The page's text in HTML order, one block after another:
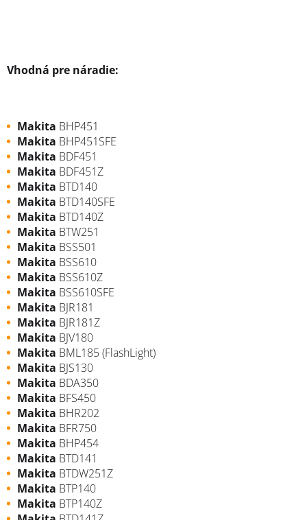
Vhodná pre náradie:
Makita BHP451
Makita BHP451SFE
Makita BDF451
Makita BDF451Z
Makita BTD140
Makita BTD140SFE
Makita BTD140Z
Makita BTW251
Makita BSS501
Makita BSS610
Makita BSS610Z
Makita BSS610SFE
Makita BJR181
Makita BJR181Z
Makita BJV180
Makita BML185 (FlashLight)
Makita BJS130
Makita BDA350
Makita BFS450
Makita BHR202
Makita BFR750
Makita BHP454
Makita BTD141
Makita BTDW251Z
Makita BTP140
Makita BTP140Z